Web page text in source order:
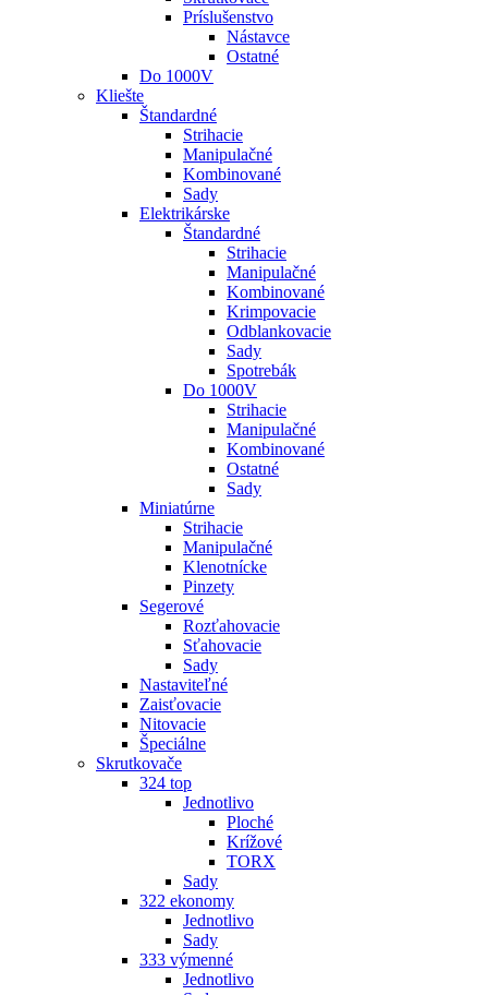
Príslušenstvo
Nástavce
Ostatné
Do 1000V
Kliešte
Štandardné
Strihacie
Manipulačné
Kombinované
Sady
Elektrikárske
Štandardné
Strihacie
Manipulačné
Kombinované
Krimpovacie
Odblankovacie
Sady
Spotrebák
Do 1000V
Strihacie
Manipulačné
Kombinované
Ostatné
Sady
Miniatúrne
Strihacie
Manipulačné
Klenotnícke
Pinzety
Segerové
Rozťahovacie
Sťahovacie
Sady
Nastaviteľné
Zaisťovacie
Nitovacie
Špeciálne
Skrutkovače
324 top
Jednotlivo
Ploché
Krížové
TORX
Sady
322 ekonomy
Jednotlivo
Sady
333 výmenné
Jednotlivo